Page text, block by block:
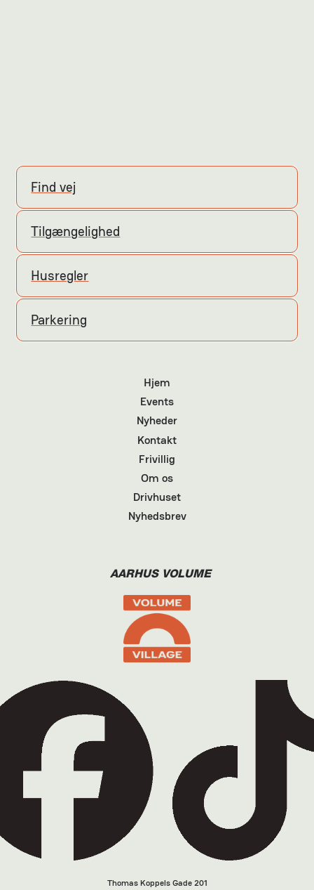
Find vej
Tilgængelighed
Husregler
Parkering
Hjem
Events
Nyheder
Kontakt
Frivillig
Om os
Drivhuset
Nyhedsbrev
AARHUS VOLUME
Thomas Koppels Gade 201